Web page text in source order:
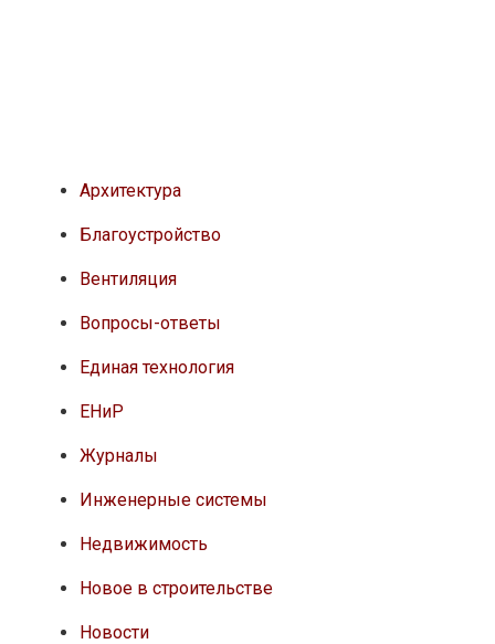
Архитектура
Благоустройство
Вентиляция
Вопросы-ответы
Единая технология
ЕНиР
Журналы
Инженерные системы
Недвижимость
Новое в строительстве
Новости